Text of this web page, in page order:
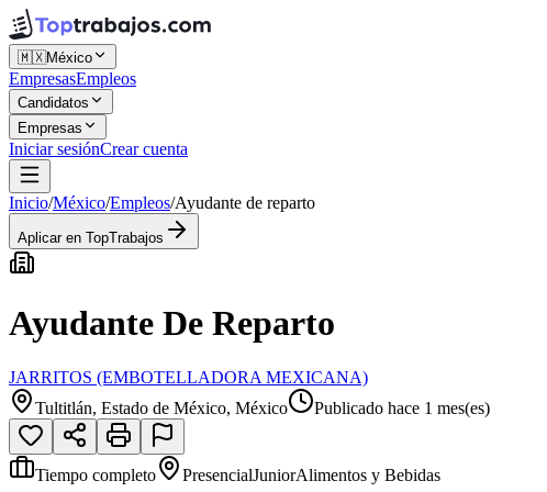
🇲🇽México
EmpresasEmpleos
Candidatos
Empresas
Iniciar sesiónCrear cuenta
Inicio/México/Empleos/Ayudante de reparto
Aplicar en TopTrabajos
Ayudante De Reparto
JARRITOS (EMBOTELLADORA MEXICANA)
Tultitlán, Estado de México, México
Publicado hace 1 mes(es)
Tiempo completo PresencialJuniorAlimentos y Bebidas